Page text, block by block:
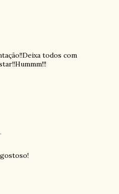
todos com